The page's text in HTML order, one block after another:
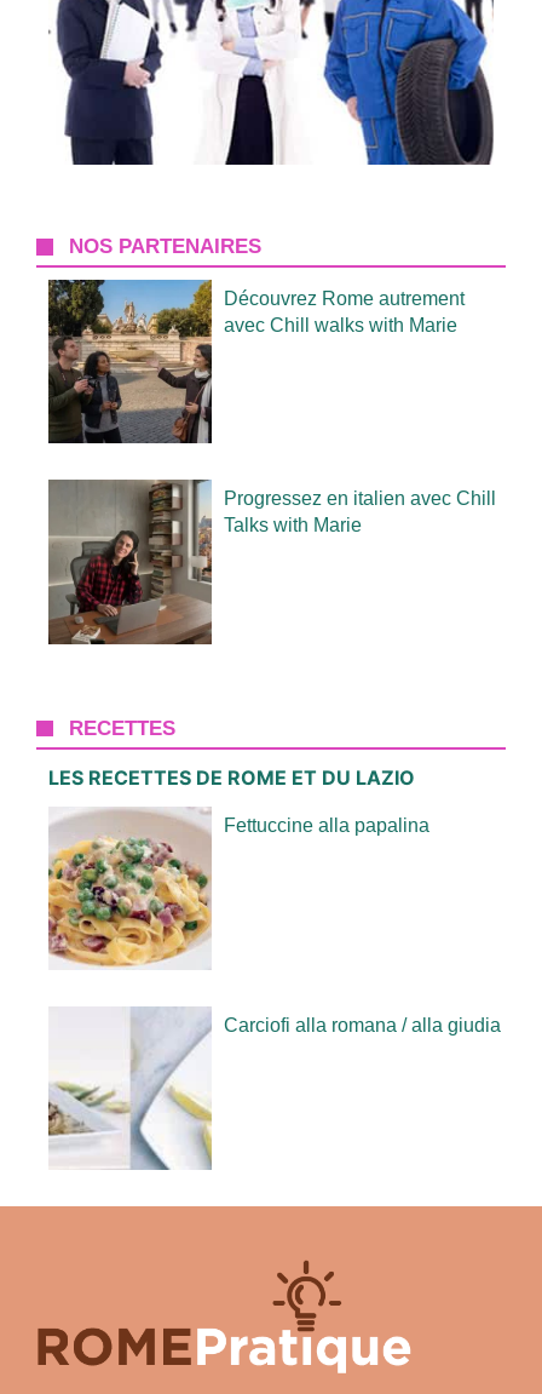
NOS PARTENAIRES
Découvrez Rome autrement
avec Chill walks with Marie
Progressez en italien avec Chill
Talks with Marie
RECETTES
LES RECETTES DE ROME ET DU LAZIO
Fettuccine alla papalina
Carciofi alla romana / alla giudia